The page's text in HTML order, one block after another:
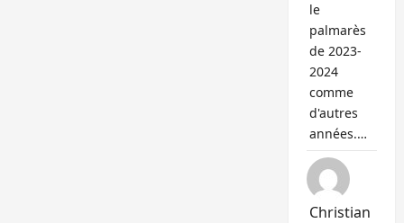
le
palmarès
de 2023-
2024
comme
d'autres
années.…
Christian